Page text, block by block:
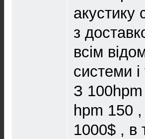
акустику
з
всім
системи
З
hpm 150 ,
1000$ , в